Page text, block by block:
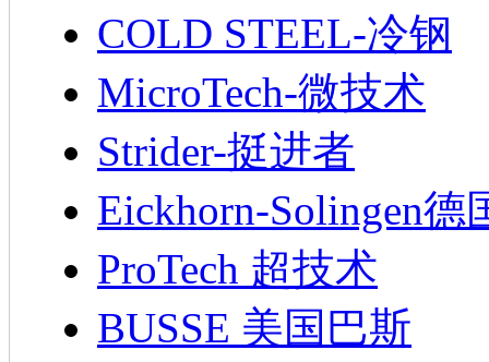
COLD STEEL-冷钢
MicroTech-微技术
Strider-挺进者
Eickhorn-Solingen德
ProTech 超技术
BUSSE 美国巴斯